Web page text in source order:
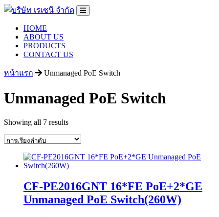
HOME
ABOUT US
PRODUCTS
CONTACT US
หน้าแรก Unmanaged PoE Switch
Unmanaged PoE Switch
Showing all 7 results
CF-PE2016GNT 16*FE PoE+2*GE
Unmanaged PoE Switch(260W)